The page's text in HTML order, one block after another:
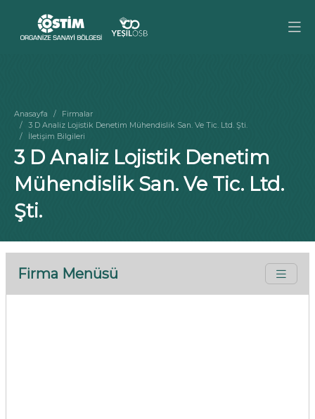
Anasayfa
Firmalar
3 D Analiz Lojistik Denetim Mühendislik San. Ve Tic. Ltd. Şti.
İletişim Bilgileri
3 D Analiz Lojistik Denetim
Mühendislik San. Ve Tic. Ltd.
Şti.
Firma Menüsü